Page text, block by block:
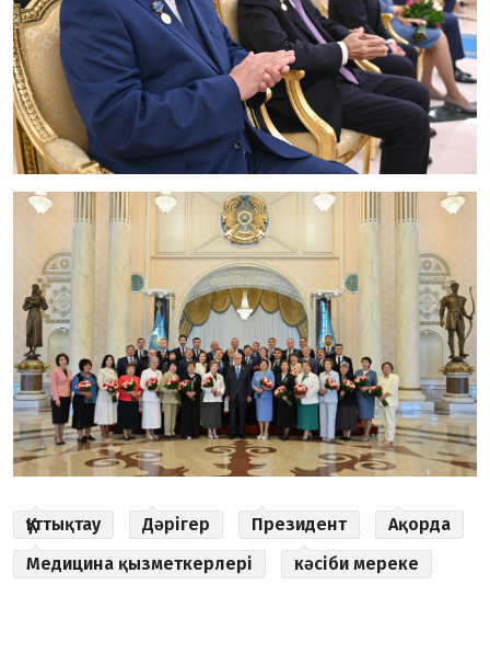
Құттықтау Дәрігер Президент
Ақорда
Медицина қызметкерлері
кәсіби мереке